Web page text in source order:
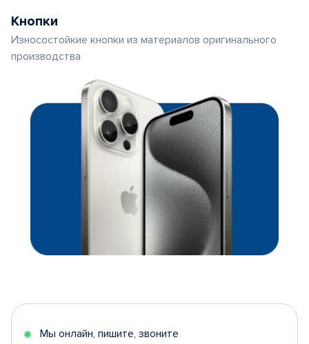
Кнопки
Износостойкие кнопки из материалов оригинального
производства
Мы онлайн, пишите, звоните